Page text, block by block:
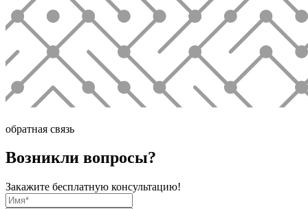
обратная связь
Возникли вопросы?
Закажите бесплатную консультацию!